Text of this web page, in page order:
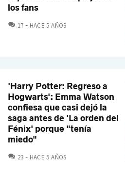
los fans
17 COMENTARIOS
HACE 5 AÑOS
'Harry Potter: Regreso a
Hogwarts': Emma Watson
confiesa que casi dejó la
saga antes de 'La orden del
Fénix' porque "tenía
miedo"
23 COMENTARIOS
HACE 5 AÑOS